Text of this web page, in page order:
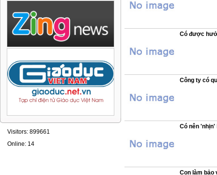
Visitors: 899661
Online: 14
Có được
Công ty có
Có nên
Con làm bảo